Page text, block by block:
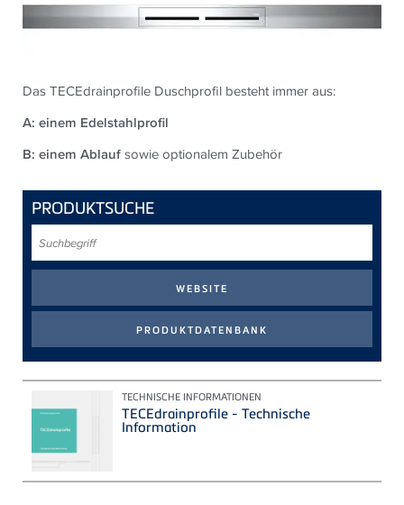
Das TECEdrainprofile Duschprofil besteht immer aus:
A: einem Edelstahlprofil
B: einem Ablaufsowie optionalem Zubehör
PRODUKTSUCHE
TECHNISCHE INFORMATIONEN
TECEdrainprofile - Technische
Information